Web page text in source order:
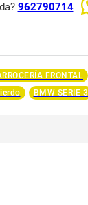
962790714
FRONTAL
BMW SERIE 3